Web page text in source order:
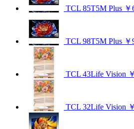
TCL 85T5M Plus
TCL 98T5M Plus ￥
TCL 43Life Vision
TCL 32Life Vision